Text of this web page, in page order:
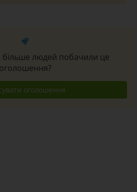
людей побачили це
оголошення?
оголошення